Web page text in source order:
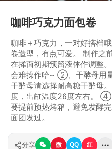
咖啡巧克力面包卷
咖啡＋巧克力，一对好搭档
卷造型，有点可爱。 制作
在揉面初期预留液体作调整
会难操作哈~ ②、干酵母用
干酵母请选择耐高糖干酵母
度，出缸温度26度左右。 ④
要提前预热烤箱，避免发酵
面团发过。
分享 微 QQ 红